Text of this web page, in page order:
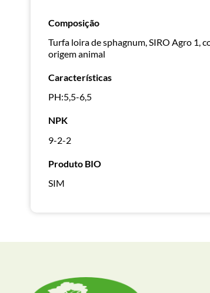
Composição
Turfa loira de sphagnum, SIRO Agro 1,
origem animal
Características
PH:5,5-6,5
NPK
9-2-2
Produto BIO
SIM